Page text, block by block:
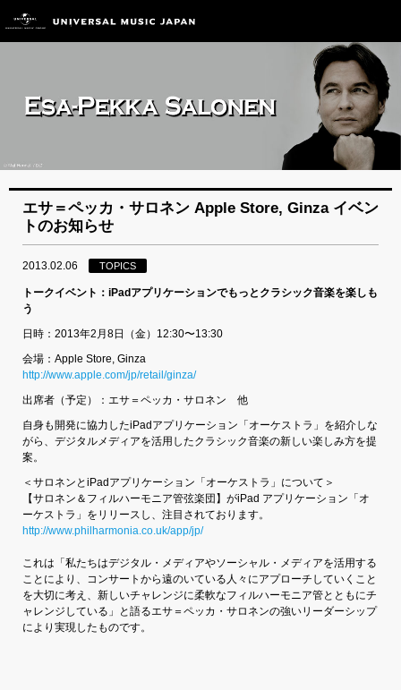
エサ＝ペッカ・サロネン Apple Store, Ginza イベン
トのお知らせ
2013.02.06 TOPICS
トークイベント：iPadアプリケーションでもっとクラシック音楽を楽しも
う
日時：2013年2月8日（金）12:30〜13:30
会場：Apple Store, Ginza
http://www.apple.com/jp/retail/ginza/
出席者（予定）：エサ＝ペッカ・サロネン 他
自身も開発に協力したiPadアプリケーション「オーケストラ」を紹介しな
がら、デジタルメディアを活用したクラシック音楽の新しい楽しみ方を提
案。
＜サロネンとiPadアプリケーション「オーケストラ」について＞
【サロネン＆フィルハーモニア管弦楽団】がiPad アプリケーション「オ
ーケストラ」をリリースし、注目されております。
http://www.philharmonia.co.uk/app/jp/
これは「私たちはデジタル・メディアやソーシャル・メディアを活用する
ことにより、コンサートから遠のいている人々にアプローチしていくこと
を大切に考え、新しいチャレンジに柔軟なフィルハーモニア管とともにチ
ャレンジしている」と語るエサ＝ペッカ・サロネンの強いリーダーシップ
により実現したものです。